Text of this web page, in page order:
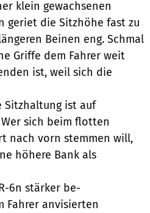
klein gewachsenen
geriet die Sitzhöhe fast zu
Beinen eng. Schmal
Griffe dem Fahrer weit
ist, weil sich die
Sitzhaltung ist auf
sich beim flotten
nach vorn stemmen will,
höhere Bank als
6n stärker be-
Fahrer anvisierten